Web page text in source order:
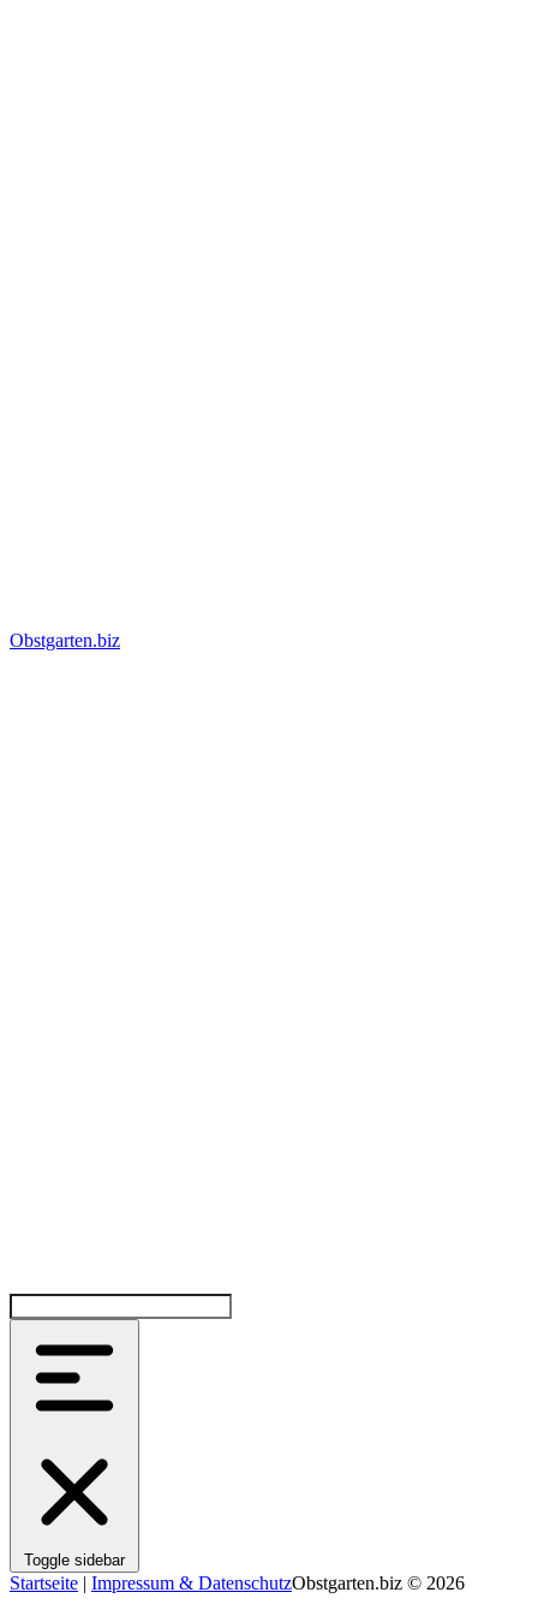
Obstgarten.biz
Toggle sidebar
Startseite | Impressum & DatenschutzObstgarten.biz © 2026